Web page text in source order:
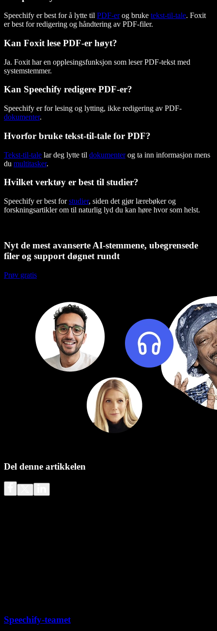
Speechify er best for å lytte til PDF-erog bruke tekst-til-tale. Foxit
er best for redigering og håndtering av PDF-filer.
Kan Foxit lese PDF-er høyt?
Ja. Foxit har en opplesingsfunksjon som leser PDF-tekst med
systemstemmer.
Kan Speechify redigere PDF-er?
Speechify er for lesing og lytting, ikke redigering av PDF-
dokumenter.
Hvorfor bruke tekst-til-tale for PDF?
Tekst-til-tale lar deg lytte til dokumenterog ta inn informasjon mens
du multitasker.
Hvilket verktøy er best til studier?
Speechify er best forstudier, siden det gjør lærebøker og
forskningsartikler om til naturlig lyd du kan høre hvor som helst.
Nyt de mest avanserte AI-stemmene, ubegrensede
filer og support døgnet rundt
Prøv gratis
Del denne artikkelen
Speechify-teamet